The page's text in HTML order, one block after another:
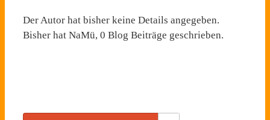
Der Autor hat bisher keine Details angegeben.
Bisher hat NaMü, 0 Blog Beiträge geschrieben.